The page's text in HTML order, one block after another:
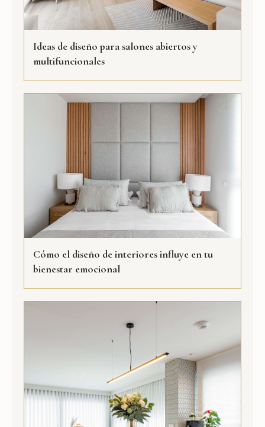
Ideas de diseño para salones abiertos y
multifuncionales
Cómo el diseño de interiores influye en tu
bienestar emocional